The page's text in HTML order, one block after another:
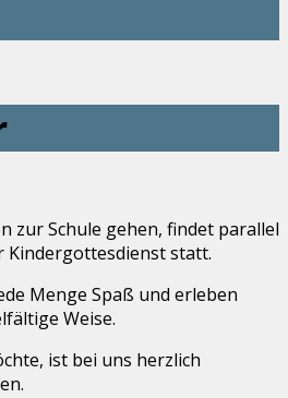
zur Schule gehen, findet parallel
Kindergottesdienst statt.
Menge Spaß und erleben
Weise.
ist bei uns herzlich